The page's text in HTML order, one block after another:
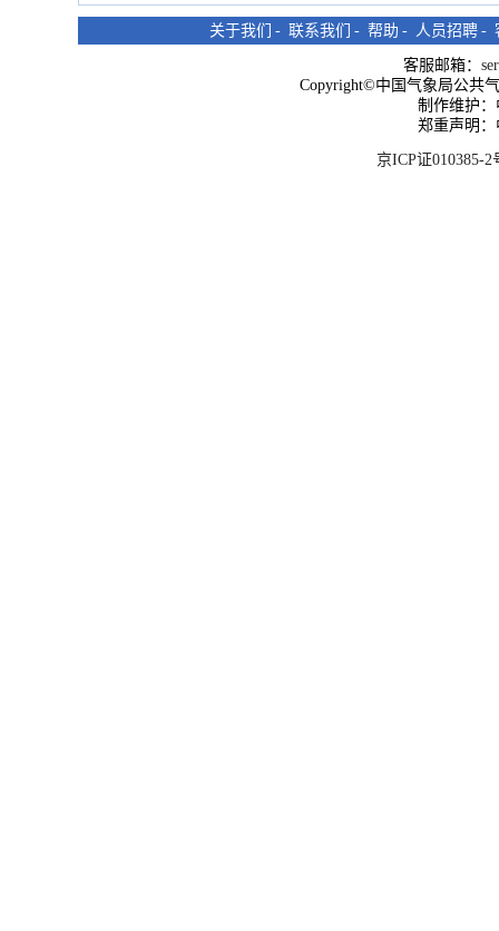
关于我们 - 联系我们 - 帮助 - 人员招聘 -
客服邮箱：
Copyright©中国气象局公共
制作维护
郑重声明
京ICP证010385-2